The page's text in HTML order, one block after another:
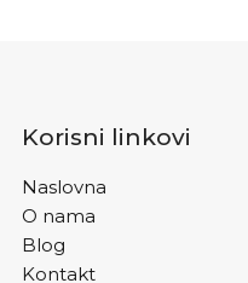
Korisni linkovi
Naslovna
O nama
Blog
Kontakt